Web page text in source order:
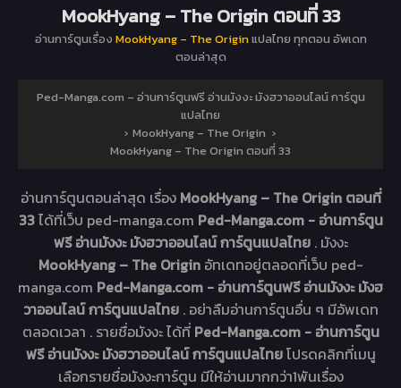
MookHyang – The Origin ตอนที่ 33
อ่านการ์ตูนเรื่อง MookHyang – The Originแปลไทย ทุกตอน อัพเดท
ตอนล่าสุด
Ped-Manga.com – อ่านการ์ตูนฟรี อ่านมังงะ มังฮวาออนไลน์ การ์ตูน
แปลไทย
› MookHyang – The Origin ›
MookHyang – The Origin ตอนที่ 33
อ่านการ์ตูนตอนล่าสุด เรื่อง MookHyang – The Origin ตอนที่
33ได้ที่เว็บ ped-manga.com Ped-Manga.com - อ่านการ์ตูน
ฟรี อ่านมังงะ มังฮวาออนไลน์ การ์ตูนแปลไทย . มังงะ
MookHyang – The Origin อัทเดทอยู่ตลอดที่เว็บ ped-
manga.com Ped-Manga.com - อ่านการ์ตูนฟรี อ่านมังงะ มังฮ
วาออนไลน์ การ์ตูนแปลไทย . อย่าลืมอ่านการ์ตูนอื่น ๆ มีอัพเดท
ตลอดเวลา . รายชื่อมังงะ ได้ที่ Ped-Manga.com - อ่านการ์ตูน
ฟรี อ่านมังงะ มังฮวาออนไลน์ การ์ตูนแปลไทยโปรดคลิกที่เมนู
เลือกรายชื่อมังงะการ์ตูน มีให้อ่านมากกว่า1พันเรื่อง